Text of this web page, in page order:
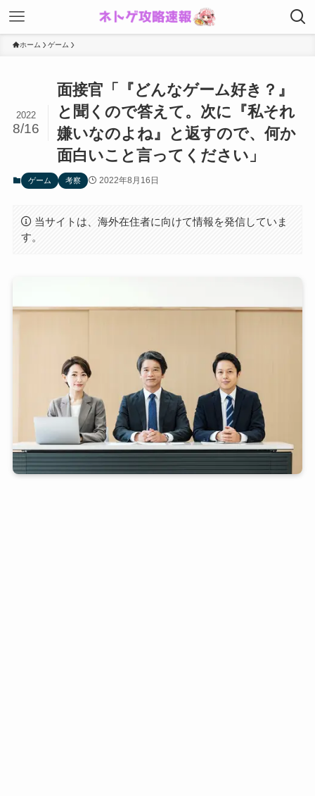
ホーム ゲーム
面接官「『どんなゲーム好き？』
と聞くので答えて。次に『私それ
嫌いなのよね』と返すので、何か
面白いこと言ってください」
2022
8/16
ゲーム 考察 2022年8月16日
当サイトは、海外在住者に向けて情報を発信していま
す。